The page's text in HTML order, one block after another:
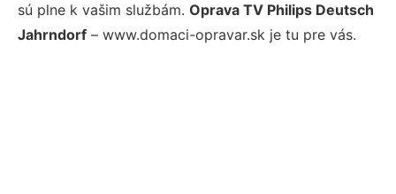
sú plne k vašim službám. Oprava TV Philips Deutsch
Jahrndorf – www.domaci-opravar.sk je tu pre vás.